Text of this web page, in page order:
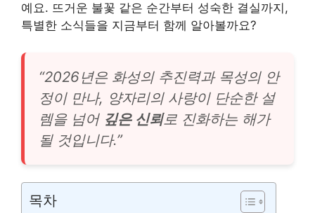
예요. 뜨거운 불꽃 같은 순간부터 성숙한 결실까지,
특별한 소식들을 지금부터 함께 알아볼까요?
“2026년은 화성의 추진력과 목성의 안
정이 만나, 양자리의 사랑이 단순한 설
렘을 넘어 깊은 신뢰로 진화하는 해가
될 것입니다.”
목차